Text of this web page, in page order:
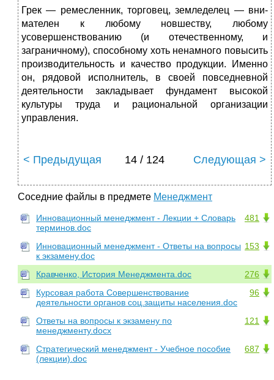
Грек — ремесленник, торговец, земледелец — вни­
мателен к любому новшеству, любому
усовершенство­ванию (и отечественному, и
заграничному), способно­му хоть ненамного повысить
производительность и качество продукции. Именно
он, рядовой исполнитель, в своей повседневной
деятельности закладывает фунда­мент высокой
культуры труда и рациональной органи­зации
управления.
< Предыдущая 14 / 124 Следующая >
Соседние файлы в предмете Менеджмент
481
Инновационный менеджмент - Лекции + Словарь
терминов.doc
153
Инновационный менеджмент - Ответы на вопросы
к экзамену.doc
276
Кравченко, История Менеджмента.doc
96
Курсовая работа Совершенствование
деятельности органов соц.защиты населения.doc
121
Ответы на вопросы к экзамену по
менеджменту.docx
687
Стратегический менеджмент - Учебное пособие
(лекции).doc